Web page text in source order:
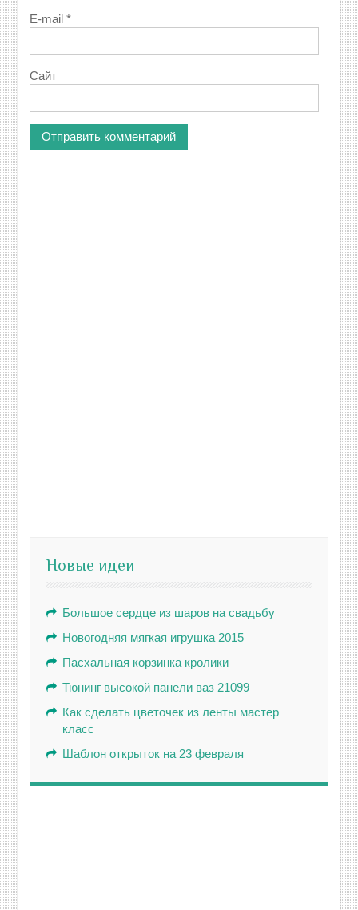
E-mail*
Сайт
Новые идеи
Большое сердце из шаров на свадьбу
Новогодняя мягкая игрушка 2015
Пасхальная корзинка кролики
Тюнинг высокой панели ваз 21099
Как сделать цветочек из ленты мастер
класс
Шаблон открыток на 23 февраля